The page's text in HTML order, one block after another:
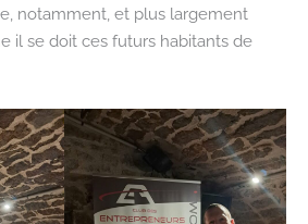
notamment, et plus largement
il se doit ces futurs habitants de